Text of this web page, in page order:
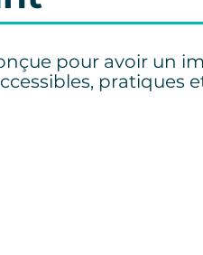
pour avoir un
pratiques